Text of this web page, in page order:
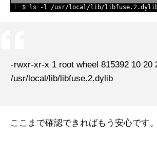
1 $ ls -l /usr/local /lib/libfuse.
-rwxr-xr-x 1 root wheel 815392 10 20
/usr/local/lib/libfuse.2.dylib
ここまで確認できればもう安心です。